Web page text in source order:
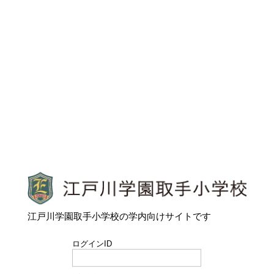
江戸川学園取手小学校
江戸川学園取手小学校の学内向けサイトです
ログインID